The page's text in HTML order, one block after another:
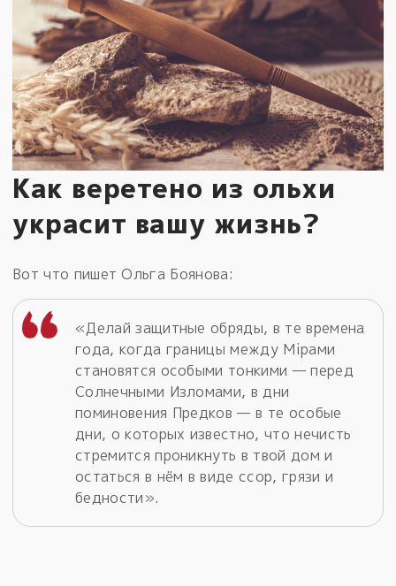
Как веретено из ольхи
украсит вашу жизнь?
Вот что пишет Ольга Боянова:
«Делай защитные обряды, в те времена
года, когда границы между Мiрами
становятся особыми тонкими — перед
Солнечными Изломами, в дни
поминовения Предков — в те особые
дни, о которых известно, что нечисть
стремится проникнуть в твой дом и
остаться в нём в виде ссор, грязи и
бедности».